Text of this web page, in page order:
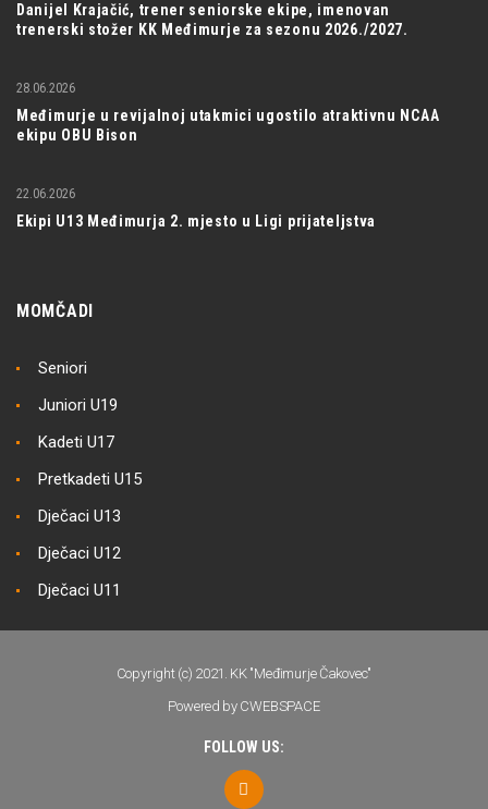
Danijel Krajačić, trener seniorske ekipe, imenovan
trenerski stožer KK Međimurje za sezonu 2026./2027.
Međimurje u revijalnoj utakmici ugostilo atraktivnu NCAA
ekipu OBU Bison
28.06.2026
Ekipi U13 Međimurja 2. mjesto u Ligi prijateljstva
22.06.2026
MOMČADI
Seniori
Juniori U19
Kadeti U17
Pretkadeti U15
Dječaci U13
Dječaci U12
Dječaci U11
Copyright (c) 2021. KK "Međimurje Čakovec"
Powered by CWEBSPACE
FOLLOW US: